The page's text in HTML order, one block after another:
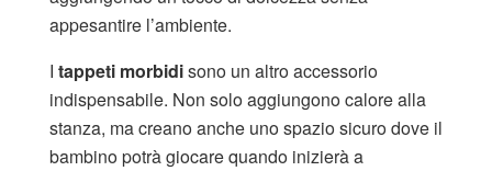
appesantire l’ambiente.
I tappeti morbidisono un altro accessorio
indispensabile. Non solo aggiungono calore alla
stanza, ma creano anche uno spazio sicuro dove il
bambino potrà giocare quando inizierà a